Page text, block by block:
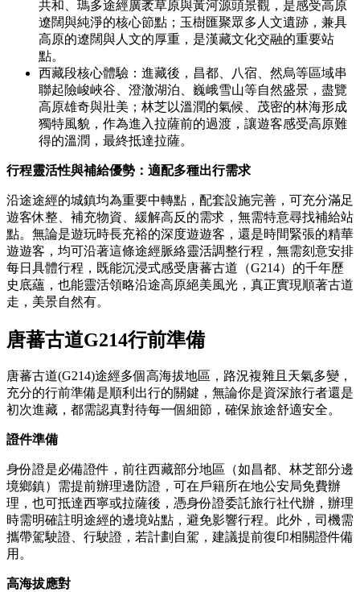
共和、瑪多途經廣袤草原與黃河源頭景觀，是感受高原
遼闊與純淨的核心節點；玉樹匯聚眾多人文遺跡，兼具
高原的遼闊與人文的厚重，是漢藏文化交融的重要站
點。
西藏段核心體驗：進藏後，昌都、八宿、然烏等區域串
聯起險峻峽谷、澄澈湖泊、巍峨雪山等自然盛景，盡覽
高原雄奇與壯美；林芝以溫潤的氣候、茂密的林海形成
獨特風貌，作為進入拉薩前的過渡，讓遊客感受高原難
得的溫潤，最終抵達拉薩。
行程靈活性與補給優勢：適配多種出行需求
沿途途經的城鎮均為重要中轉點，配套設施完善，可充分滿足
遊客休整、補充物資、緩解高反的需求，無需特意尋找補給站
點。無論是遊玩時長充裕的深度遊遊客，還是時間緊張的精華
遊遊客，均可沿著這條途經脈絡靈活調整行程，無需刻意安排
每日具體行程，既能沉浸式感受唐蕃古道（G214）的千年歷
史底蘊，也能靈活領略沿途高原絕美風光，真正實現順著古道
走，美景自然有。
唐蕃古道G214行前準備
唐蕃古道(G214)途經多個高海拔地區，路況複雜且天氣多變，
充分的行前準備是順利出行的關鍵，無論你是資深旅行者還是
初次進藏，都需認真對待每一個細節，確保旅途舒適安全。
證件準備
身份證是必備證件，前往西藏部分地區（如昌都、林芝部分邊
境鄉鎮）需提前辦理邊防證，可在戶籍所在地公安局免費辦
理，也可抵達西寧或拉薩後，憑身份證委託旅行社代辦，辦理
時需明確註明途經的邊境站點，避免影響行程。此外，司機需
攜帶駕駛證、行駛證，若計劃自駕，建議提前復印相關證件備
用。
高海拔應對